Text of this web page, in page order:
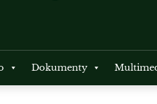
Dokumenty